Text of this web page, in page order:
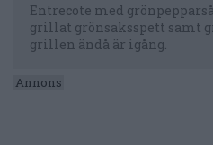
Entrecote med
grillat grönsaksspett samt
grillen ändå är igång.